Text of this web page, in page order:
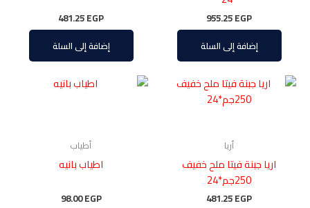
955.25EGP
إضافة إلى السلة
481.25EGP
إضافة إلى السلة
أريا
اريا جبنة فيتا ملح خفيف
250جم*24
481.25EGP
أطياب
اطياب بانيه
98.00EGP